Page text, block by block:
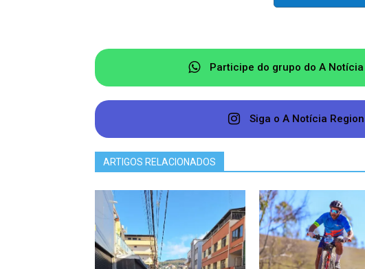
Conforme apurado, incêndios em
combustível, superaquecimento do motor);
devidos cuidados; Falta de manutenção
autoridades devem investigar o caso para
local foi parcialmente afetado durante o
controle do fogo.
Participe do grupo do A
Siga o A Notícia
ARTIGOS RELACIONADOS